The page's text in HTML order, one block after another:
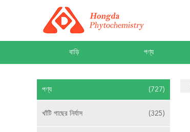
বাড়ি পণ্য
পণ্য (727)
খাঁটি গাছের নির্যাস (325)